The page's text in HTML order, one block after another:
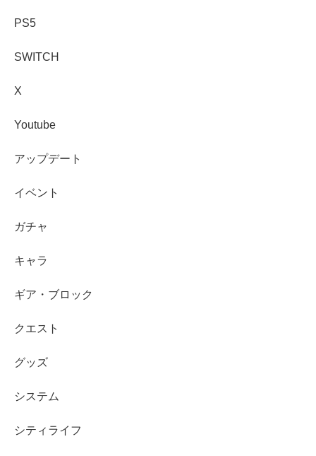
PS5
SWITCH
X
Youtube
アップデート
イベント
ガチャ
キャラ
ギア・ブロック
クエスト
グッズ
システム
シティライフ